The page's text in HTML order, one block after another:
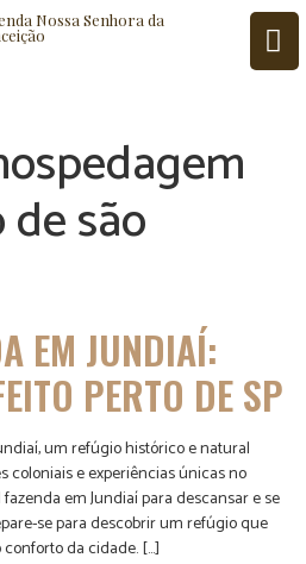
Nossa Senhora da
são
EM JUNDIAÍ:
PERTO DE SP
um refúgio histórico e natural
coloniais e experiências únicas no
em Jundiaí para descansar e se
se para descobrir um refúgio que
da cidade. […]